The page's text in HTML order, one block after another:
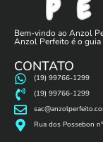
Bem-vindo ao Anzol
Anzol Perfeito é o guia
CONTATO
(19) 99766-1299
(19) 99766-1299
Rua dos Possebon